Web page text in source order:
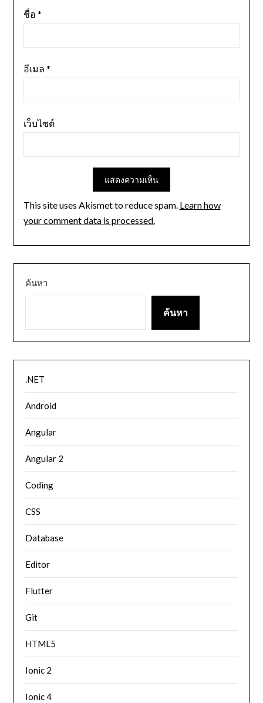
ชื่อ *
อีเมล *
เว็บไซต์
This site uses Akismet to reduce spam. Learn how
your comment data is processed.
ค้นหา
ค้นหา
.NET
Android
Angular
Angular 2
Coding
CSS
Database
Editor
Flutter
Git
HTML5
Ionic 2
Ionic 4